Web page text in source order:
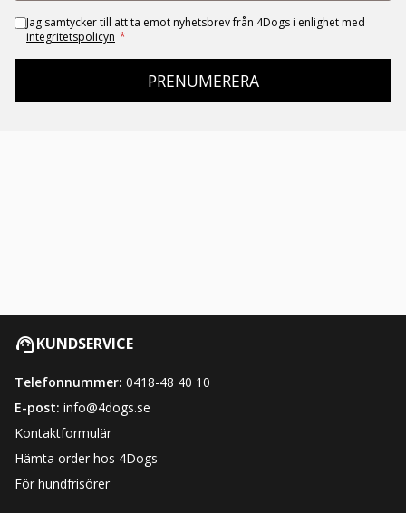
Jag samtycker till att ta emot nyhetsbrev från 4Dogs i enlighet med
integritetspolicyn *
PRENUMERERA
KUNDSERVICE
Telefonnummer: 0418-48 40 10
E-post: info@4dogs.se
Kontaktformulär
Hämta order hos 4Dogs
För hundfrisörer